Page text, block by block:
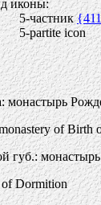
иконы:
5-частник
5-partite icon
монастырь
of Birth
губ.:
of Dormition